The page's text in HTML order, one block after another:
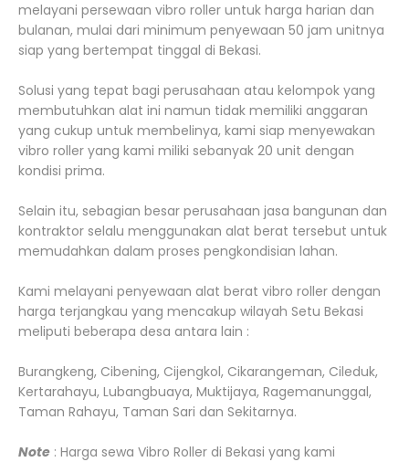
melayani persewaan vibro roller untuk harga harian dan
bulanan, mulai dari minimum penyewaan 50 jam unitnya
siap yang bertempat tinggal di Bekasi.
Solusi yang tepat bagi perusahaan atau kelompok yang
membutuhkan alat ini namun tidak memiliki anggaran
yang cukup untuk membelinya, kami siap menyewakan
vibro roller yang kami miliki sebanyak 20 unit dengan
kondisi prima.
Selain itu, sebagian besar perusahaan jasa bangunan dan
kontraktor selalu menggunakan alat berat tersebut untuk
memudahkan dalam proses pengkondisian lahan.
Kami melayani penyewaan alat berat vibro roller dengan
harga terjangkau yang mencakup wilayah Setu Bekasi
meliputi beberapa desa antara lain :
Burangkeng, Cibening, Cijengkol, Cikarangeman, Cileduk,
Kertarahayu, Lubangbuaya, Muktijaya, Ragemanunggal,
Taman Rahayu, Taman Sari dan Sekitarnya.
Note : Harga sewa Vibro Roller di Bekasi yang kami